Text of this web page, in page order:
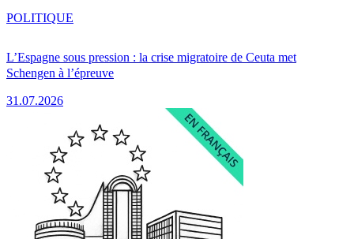
L’Espagne sous pression : la crise migratoire de Ceuta met
Schengen à l’épreuve
31.07.2026
POLITIQUE